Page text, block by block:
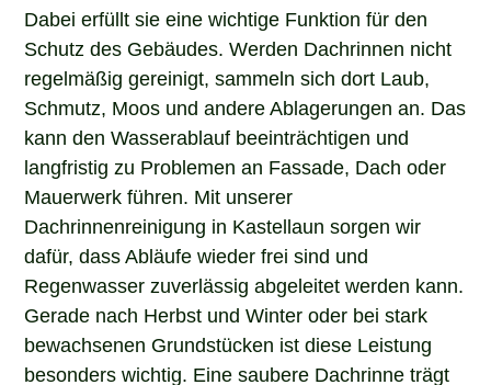
Dabei erfüllt sie eine wichtige Funktion für den
Schutz des Gebäudes. Werden Dachrinnen nicht
regelmäßig gereinigt, sammeln sich dort Laub,
Schmutz, Moos und andere Ablagerungen an. Das
kann den Wasserablauf beeinträchtigen und
langfristig zu Problemen an Fassade, Dach oder
Mauerwerk führen. Mit unserer
Dachrinnenreinigung in Kastellaun sorgen wir
dafür, dass Abläufe wieder frei sind und
Regenwasser zuverlässig abgeleitet werden kann.
Gerade nach Herbst und Winter oder bei stark
bewachsenen Grundstücken ist diese Leistung
besonders wichtig. Eine saubere Dachrinne trägt